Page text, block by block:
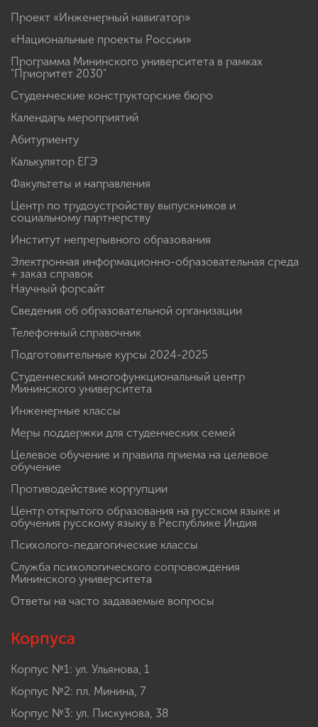
Проект «Инженерный навигатор»
«Национальные проекты России»
Программа Мининского университета в рамках
"Приоритет 2030"
Студенческие конструкторские бюро
Календарь мероприятий
Абитуриенту
Калькулятор ЕГЭ
Факультеты и направления
Центр по трудоустройству выпускников и
социальному партнерству
Институт непрерывного образования
Электронная информационно-образовательная среда
+ заказ справок
Научный форсайт
Сведения об образовательной организации
Телефонный справочник
Подготовительные курсы 2024-2025
Студенческий многофункциональный центр
Мининского университета
Инженерные классы
Меры поддержки для студенческих семей
Целевое обучение и правила приема на целевое
обучение
Противодействие коррупции
Центр открытого образования на русском языке и
обучения русскому языку в Республике Индия
Психолого-педагогические классы
Служба психологического сопровождения
Мининского университета
Ответы на часто задаваемые вопросы
Корпуса
Корпус №1: ул. Ульянова, 1
Корпус №2: пл. Минина, 7
Корпус №3: ул. Пискунова, 38